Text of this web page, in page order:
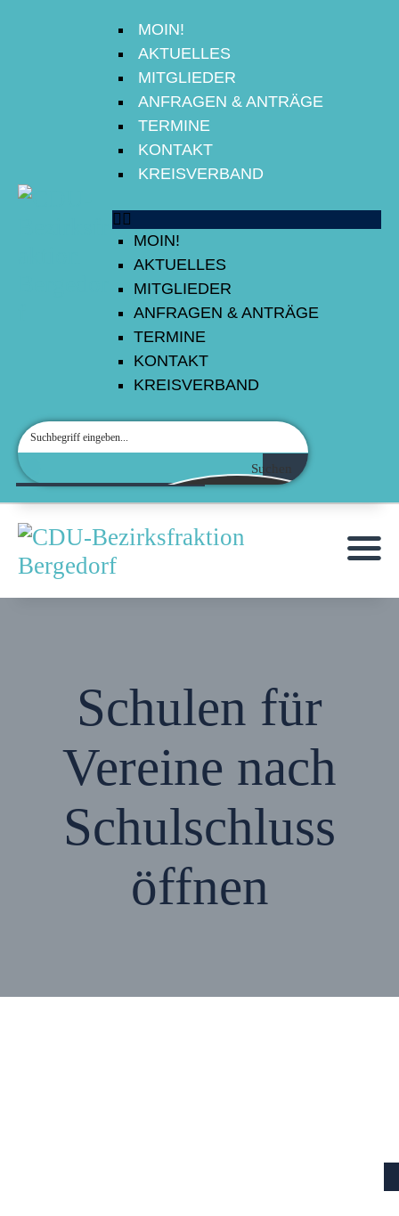
MOIN!
AKTUELLES
MITGLIEDER
ANFRAGEN & ANTRÄGE
TERMINE
KONTAKT
KREISVERBAND
MOIN!
AKTUELLES
MITGLIEDER
ANFRAGEN & ANTRÄGE
TERMINE
KONTAKT
KREISVERBAND
Suchen
Schulen für
Vereine nach
Schulschluss
öffnen
AKTUELLES
MITGLIEDER
ANFRAGEN & ANTRÄGE
TERMINE
KONTAKT
KREISVERBAND